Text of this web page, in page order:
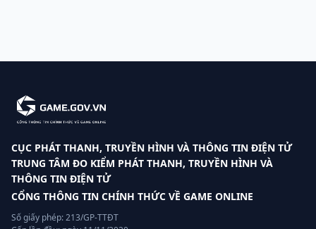
CỤC PHÁT THANH, TRUYỀN HÌNH VÀ THÔNG TIN ĐIỆN TỬ
TRUNG TÂM ĐO KIỂM PHÁT THANH, TRUYỀN HÌNH VÀ
THÔNG TIN ĐIỆN TỬ
CỔNG THÔNG TIN CHÍNH THỨC VỀ GAME ONLINE
Số giấy phép: 213/GP-TTĐT